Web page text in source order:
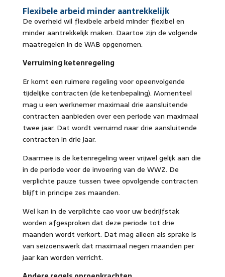
Flexibele arbeid minder aantrekkelijk
De overheid wil flexibele arbeid minder flexibel en
minder aantrekkelijk maken. Daartoe zijn de volgende
maatregelen in de WAB opgenomen.
Verruiming ketenregeling
Er komt een ruimere regeling voor opeenvolgende
tijdelijke contracten (de ketenbepaling). Momenteel
mag u een werknemer maximaal drie aansluitende
contracten aanbieden over een periode van maximaal
twee jaar. Dat wordt verruimd naar drie aansluitende
contracten in drie jaar.
Daarmee is de ketenregeling weer vrijwel gelijk aan die
in de periode voor de invoering van de WWZ. De
verplichte pauze tussen twee opvolgende contracten
blijft in principe zes maanden.
Wel kan in de verplichte cao voor uw bedrijfstak
worden afgesproken dat deze periode tot drie
maanden wordt verkort. Dat mag alleen als sprake is
van seizoenswerk dat maximaal negen maanden per
jaar kan worden verricht.